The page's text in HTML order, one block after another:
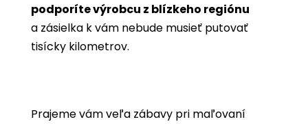
podporíte výrobcu z blízkeho regiónu
a zásielka k vám nebude musieť putovať
tisícky kilometrov.
Prajeme vám veľa zábavy pri maľovaní